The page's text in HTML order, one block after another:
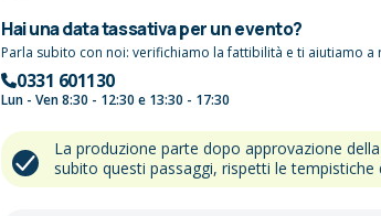
Hai una data tassativa per un evento?
Parla subito con noi: verifichiamo la fattibilità e ti aiutiamo a
0331 601130
Lun - Ven 8:30 - 12:30 e 13:30 - 17:30
La produzione parte dopo approvazione
subito questi passaggi, rispetti le tempistiche